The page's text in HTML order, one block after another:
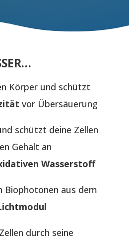
Körper und schützt
vor Übersäuerung
schützt deine Zellen
Gehalt an
Wasserstoff
Biophotonen aus dem
durch seine